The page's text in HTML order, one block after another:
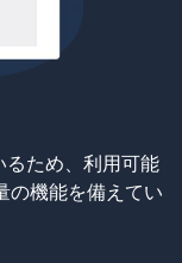
ため、利用可能
の機能を備えてい